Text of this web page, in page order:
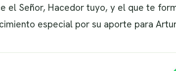
el Señor, Hacedor tuyo, y el que te
especial por su aporte para